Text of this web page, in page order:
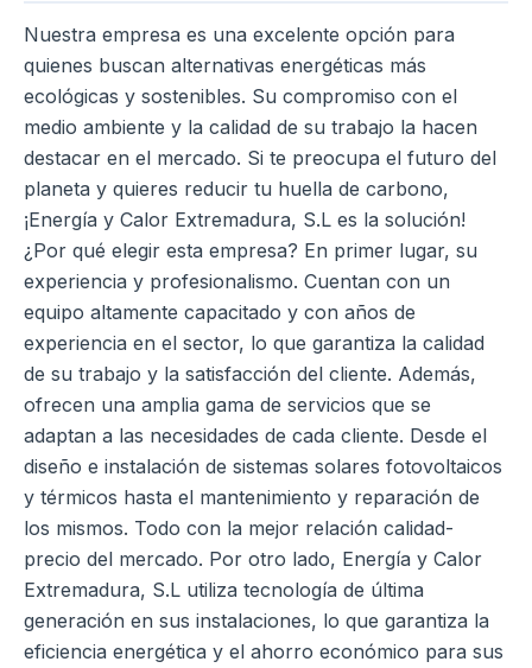
Nuestra empresa es una excelente opción para
quienes buscan alternativas energéticas más
ecológicas y sostenibles. Su compromiso con el
medio ambiente y la calidad de su trabajo la hacen
destacar en el mercado. Si te preocupa el futuro del
planeta y quieres reducir tu huella de carbono,
¡Energía y Calor Extremadura, S.L es la solución!
¿Por qué elegir esta empresa? En primer lugar, su
experiencia y profesionalismo. Cuentan con un
equipo altamente capacitado y con años de
experiencia en el sector, lo que garantiza la calidad
de su trabajo y la satisfacción del cliente. Además,
ofrecen una amplia gama de servicios que se
adaptan a las necesidades de cada cliente. Desde el
diseño e instalación de sistemas solares fotovoltaicos
y térmicos hasta el mantenimiento y reparación de
los mismos. Todo con la mejor relación calidad-
precio del mercado. Por otro lado, Energía y Calor
Extremadura, S.L utiliza tecnología de última
generación en sus instalaciones, lo que garantiza la
eficiencia energética y el ahorro económico para sus